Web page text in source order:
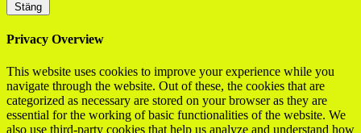
Stäng
Privacy Overview
This website uses cookies to improve your experience while you
navigate through the website. Out of these, the cookies that are
categorized as necessary are stored on your browser as they are
essential for the working of basic functionalities of the website. We
also use third-party cookies that help us analyze and understand how